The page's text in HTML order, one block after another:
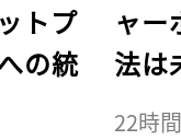
トプ
の統
ャー
法は
22時